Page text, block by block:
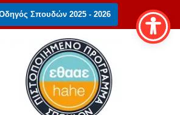
Σπουδών 2025 - 2026